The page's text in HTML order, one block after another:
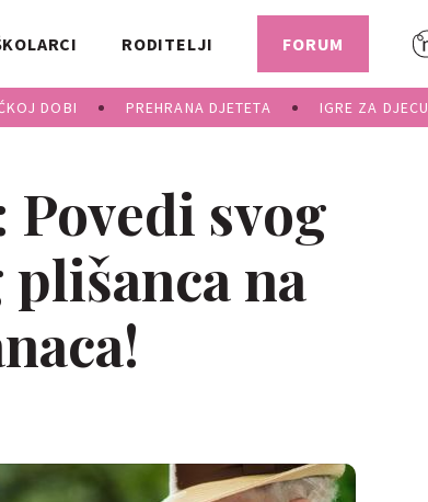
DOBI PREHRANA DJETETA IGRE ZA DJECU
RODITELJI FORUM
Povedi svog
na